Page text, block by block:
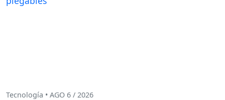
Tecnología • AGO 6 / 2026